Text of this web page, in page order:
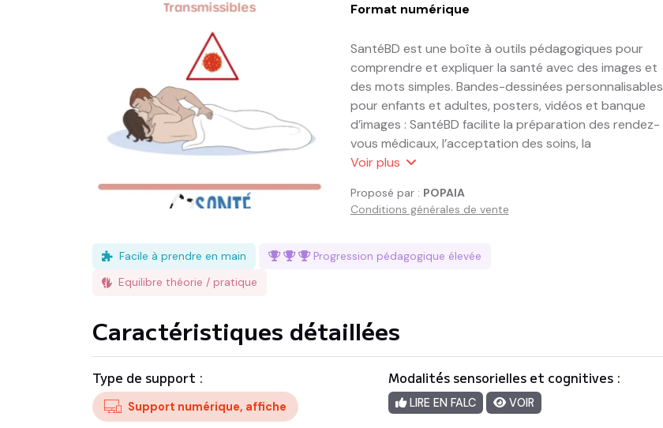
Format numérique
SantéBD est une boîte à outils pédagogiques pour
comprendre et expliquer la santé avec des images et
des mots simples. Bandes-dessinées personnalisables
pour enfants et adultes, posters, vidéos et banque
d’images : SantéBD facilite la préparation des rendez-
vous médicaux, l’acceptation des soins, la
compréhension des messages de prévention et le
Vous ne savez pas ce que sont les IST, les Infections
reconnaître les symptômes ? Vous souhaitez savoir
Dans cette BD, découvrez ce que sont les IST,
dépistage.
Que signifie IST ?
Voir plus
Proposé par : POPAIA
Conditions générales de vente
Facile à prendre en main Progression pédagogique élevée
Equilibre théorie / pratique
Caractéristiques détaillées
Type de support :
Support numérique, affiche
Modalités sensorielles et cognitives :
LIRE EN FALC VOIR